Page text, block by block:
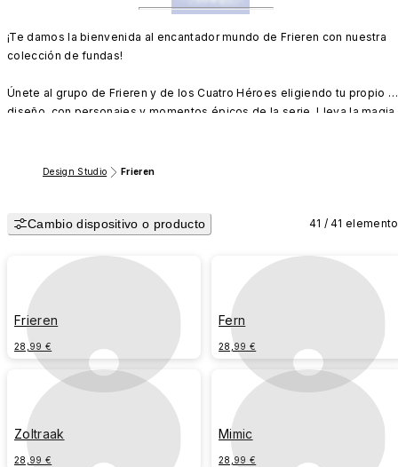
¡Te damos la bienvenida al encantador mundo de Frieren con nuestra
colección de fundas!
Únete al grupo de Frieren y de los Cuatro Héroes eligiendo tu propio
diseño, con personajes y momentos épicos de la serie. Lleva la magia
Design Studio Frieren
Cambio dispositivo o producto 41 / 41
Frieren
28,99 €
Fern
28,99 €
Zoltraak
28,99 €
Mimic
28,99 €